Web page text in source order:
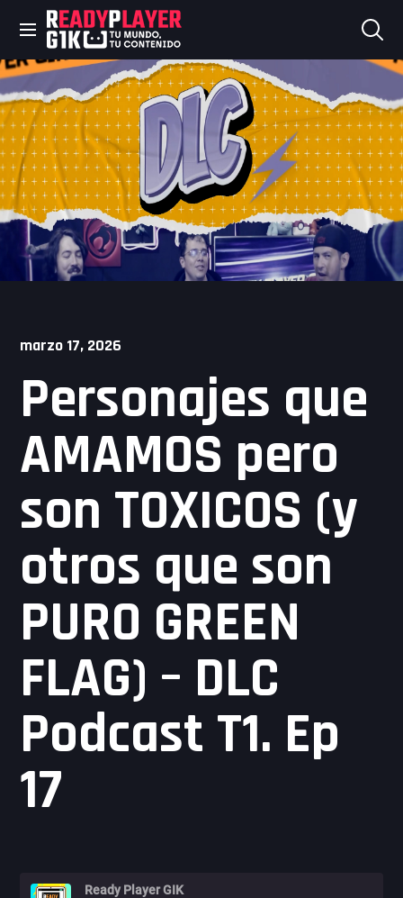
Skip
to
content
marzo 17, 2026
Personajes que
AMAMOS pero
son TOXICOS (y
otros que son
PURO GREEN
FLAG) – DLC
Podcast T1. Ep
17
Ready Player GIK